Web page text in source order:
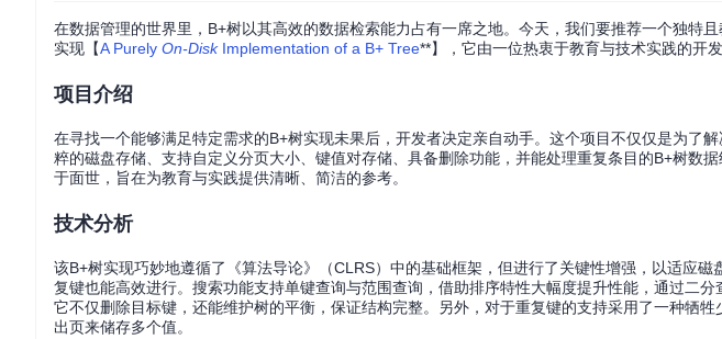
在数据管理的世界里，B+树以其高效的数据检索能力占有一席之地。今天，我们要推荐一个独
实现【A Purely On-DiskImplementation of a B+ Tree**】，它由一位热衷于教育与技术实践的开发
项目介绍
在寻找一个能够满足特定需求的B+树实现未果后，开发者决定亲自动手。这个项目不仅仅是为了
粹的磁盘存储、支持自定义分页大小、键值对存储、具备删除功能，并能处理重复条目的B+树数
于面世，旨在为教育与实践提供清晰、简洁的参考。
技术分析
该B+树实现巧妙地遵循了《算法导论》（CLRS）中的基础框架，但进行了关键性增强，以适应
复键也能高效进行。搜索功能支持单键查询与范围查询，借助排序特性大幅度提升性能，通过二
它不仅删除目标键，还能维护树的平衡，保证结构完整。另外，对于重复键的支持采用了一种牺
出页来储存多个值。